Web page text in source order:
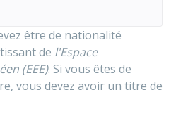
être de nationalité
de l'Espace
(EEE). Si vous êtes de
vous devez avoir un titre de